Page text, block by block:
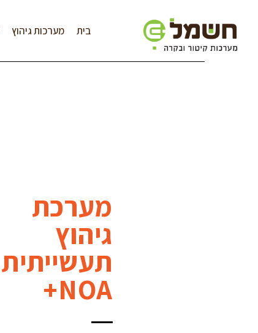
בית
מערכות גיהוץ
מערכת
גיהוץ
תעשייתית
NOA+